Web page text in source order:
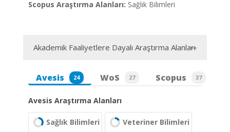
Scopus Araştırma Alanları: Sağlık Bilimleri
Akademik Faaliyetlere Dayalı Araştırma Alanları
Avesis 24 WoS 27 Scopus 37
Avesis Araştırma Alanları
Sağlık Bilimleri Veteriner Bilimleri